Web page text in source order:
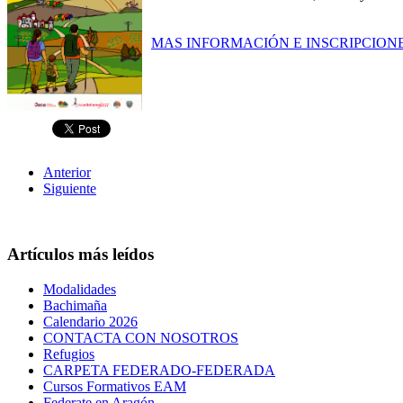
MAS INFORMACIÓN E
Anterior
Siguiente
Artículos más leídos
Modalidades
Bachimaña
Calendario 2026
CONTACTA CON NOSOTROS
Refugios
CARPETA FEDERADO-FEDERADA
Cursos Formativos EAM